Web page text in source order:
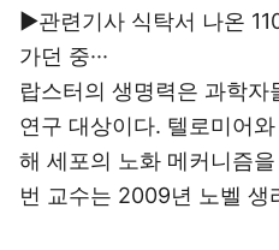
▶관련기사 식탁서 나온
가던 중···
랍스터의 생명력은 과학자
연구 대상이다. 텔로미어
해 세포의 노화 메커니즘
번 교수는 2009년 노벨 생